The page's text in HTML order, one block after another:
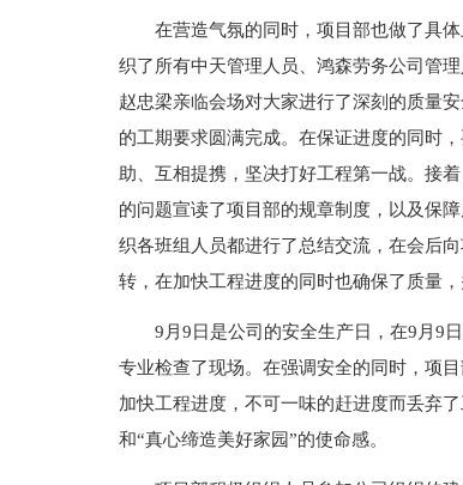
在营造气氛的同时，项目部也做了具
织了所有中天管理人员、鸿森劳务公司管
赵忠梁亲临会场对大家进行了深刻的质量
的工期要求圆满完成。在保证进度的同时
助、互相提携，坚决打好工程第一战。接
的问题宣读了项目部的规章制度，以及保
织各班组人员都进行了总结交流，在会后
转，在加快工程进度的同时也确保了质量
9月9日是公司的安全生产日，在9月9
专业检查了现场。在强调安全的同时，项
加快工程进度，不可一味的赶进度而丢弃
和“真心缔造美好家园”的使命感。